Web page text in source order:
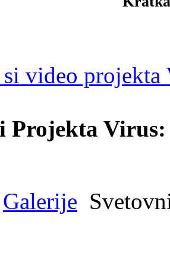
video projekta
Projekta Virus:
Galerije